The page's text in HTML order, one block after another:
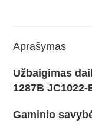
Aprašymas
Užbaigimas
1287B
Gaminio